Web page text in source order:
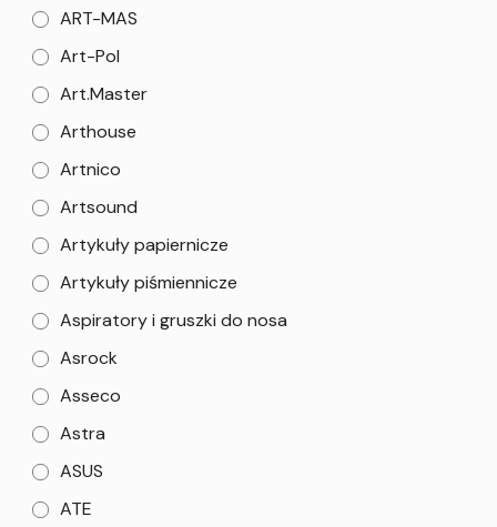
ART-MAS
Art-Pol
Art.Master
Arthouse
Artnico
Artsound
Artykuły papiernicze
Artykuły piśmiennicze
Aspiratory i gruszki do nosa
Asrock
Asseco
Astra
ASUS
ATE